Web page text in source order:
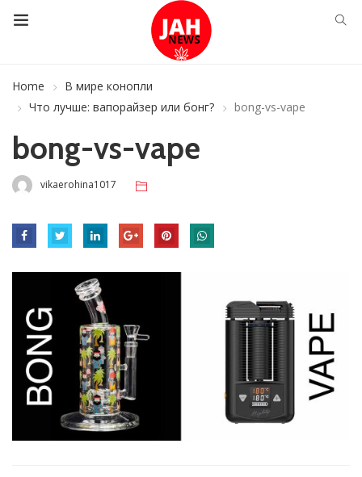
Home
В мире конопли
Что лучше: вапорайзер или бонг?
bong-vs-vape
bong-vs-vape
vikaerohina1017